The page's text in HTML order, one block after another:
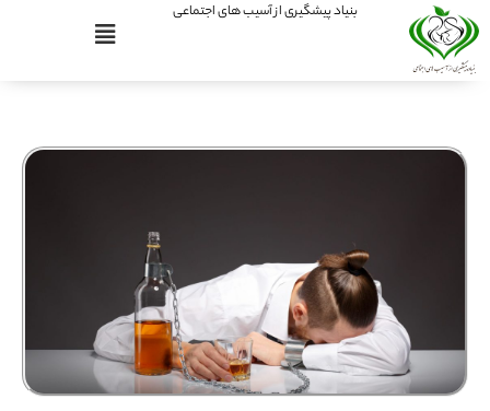
بنیاد پیشگیری از آسیب های اجتماعی